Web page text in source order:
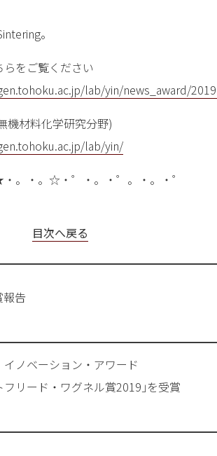
。
をご覧ください
lab/yin/news_award/
材料化学研究分野)
lab/yin/
・。☆・゜・。・゜。・。・゜
目次へ戻る
告
ーション・アワード
ド・ワグネル賞2019｣を受賞